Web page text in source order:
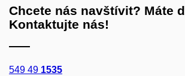
Chcete nás navštívit? Máte
Kontaktujte nás!
549 49 1535